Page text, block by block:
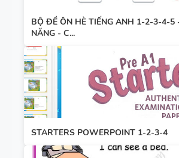
BỘ ĐỀ ÔN HÈ TIẾNG ANH 1-2-3-4-5
NĂNG - C...
STARTERS POWERPOINT 1-2-3-4